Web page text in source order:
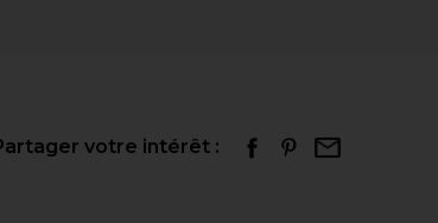
votre intérêt :